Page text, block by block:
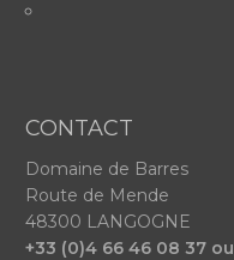
CONTACT
Domaine de Barres
Route de Mende
48300 LANGOGNE
+33 (0)4 66 46 08 37 ou